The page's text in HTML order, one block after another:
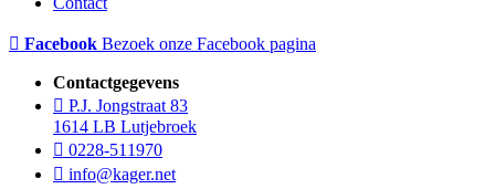
Facebook Bezoek onze Facebook pagina
Contactgegevens
P.J. Jongstraat 83
1614 LB Lutjebroek
0228-511970
info@kager.net